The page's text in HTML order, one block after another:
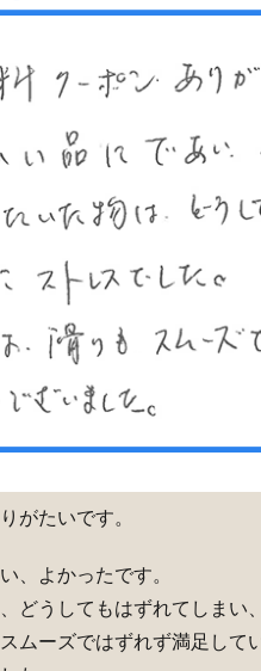
がたいです。
、よかったです。
どうしてもはずれてしまい
ムーズではずれず満足して